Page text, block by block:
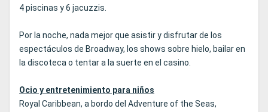
4 piscinas y 6 jacuzzis.
Por la noche, nada mejor que asistir y disfrutar de los
espectáculos de Broadway, los shows sobre hielo, bailar en
la discoteca o tentar a la suerte en el casino.
Ocio y entretenimiento para niños
Royal Caribbean, a bordo del Adventure of the Seas,